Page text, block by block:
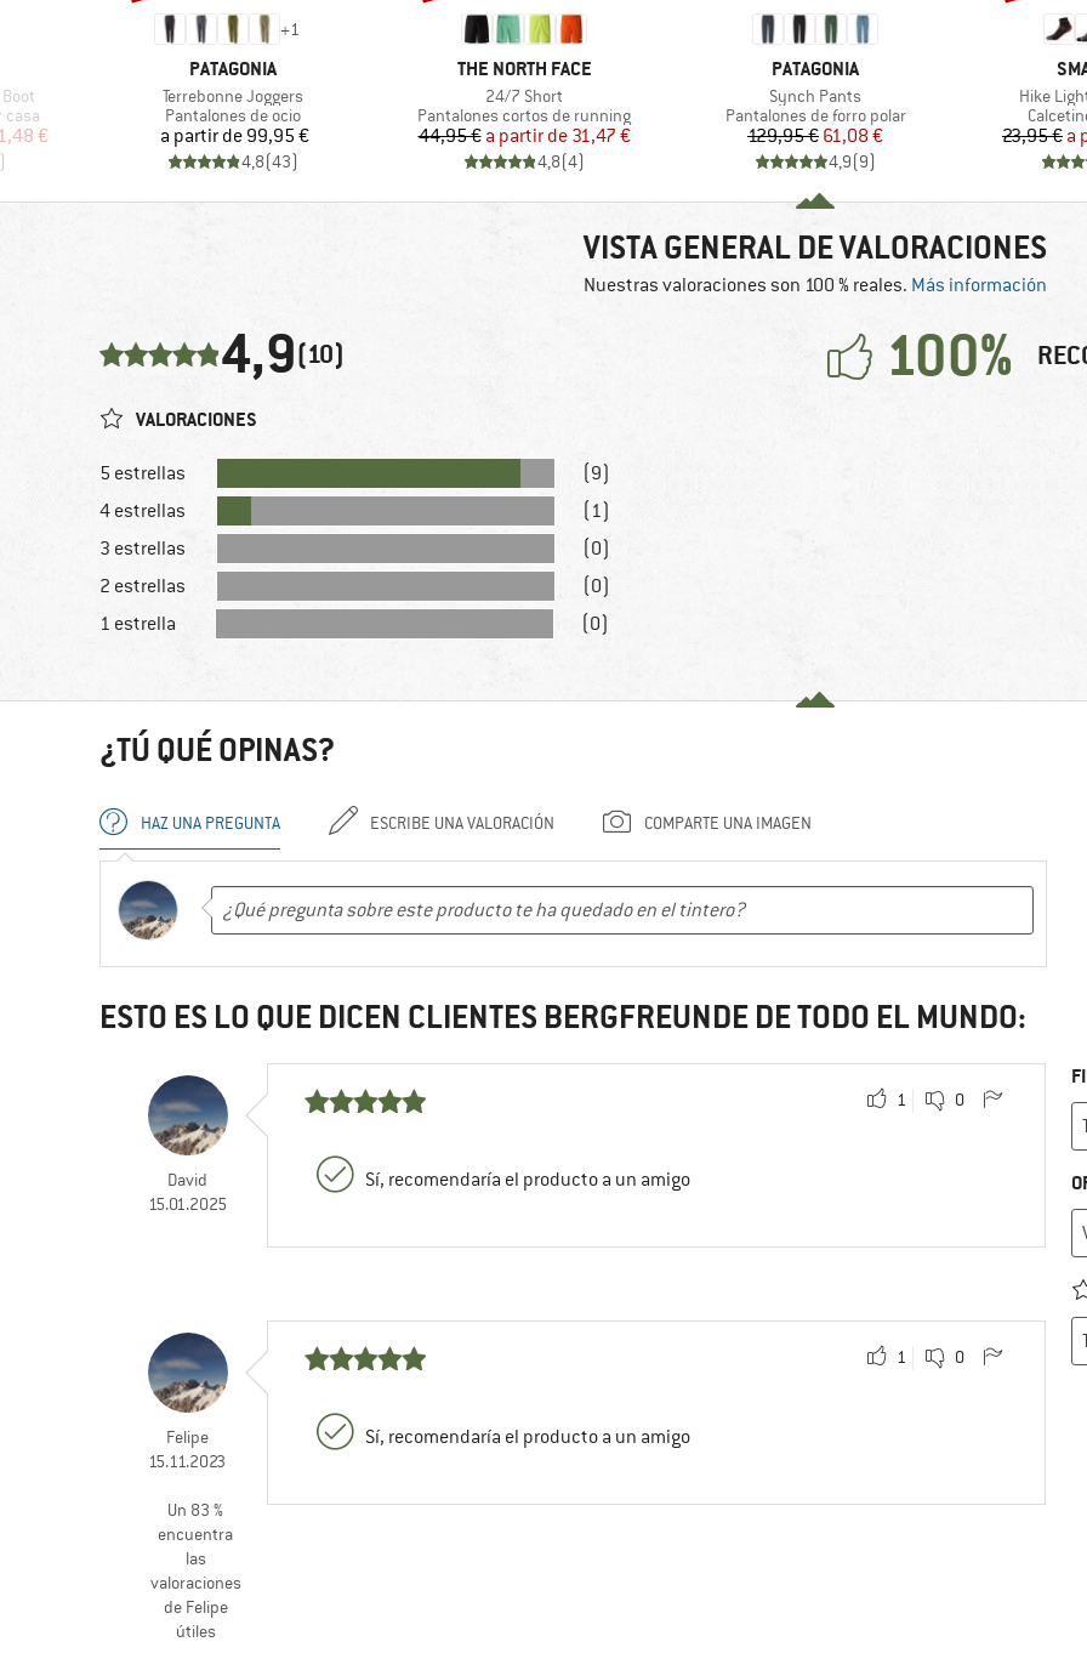
casa
€
+1
MARCA
PATAGONIA
Artículo
Terrebonne Joggers
Product group
Pantalones de ocio
Precio
a partir de 99,95 €
4,8(43)
MARCA
THE NORTH FACE
Artículo
24/7 Short
Product group
Pantalones cortos de running
Precio
44,95 € Precio reducido
a partir de 31,47 €
4,8(4)
MARCA
PATAGONIA
Artículo
Synch Pants
Product group
Pantalones de forro polar
Precio
129,95 €Precio reducido
61,08 €
4,9(9)
Artículo
Hike
23,95 € a
VISTA GENERAL DE VALORACIONES
Nuestras valoraciones son 100 % reales. Más información
4,9(10) 100%
VALORACIONES
5 estrellas
(9)
4 estrellas
(1)
3 estrellas
(0)
2 estrellas
(0)
1 estrella
(0)
¿TÚ QUÉ OPINAS?
HAZ UNA PREGUNTA ESCRIBE UNA VALORACIÓN COMPARTE UNA IMAGEN
ESTO ES LO QUE DICEN CLIENTES BERGFREUNDE DE TODO EL MUNDO:
David
15.01.2025
1 0
Sí, recomendaría el producto a un amigo
Felipe
15.11.2023
Un 83 %
encuentra
las
valoraciones
de Felipe
útiles
1 0
Sí, recomendaría el producto a un amigo